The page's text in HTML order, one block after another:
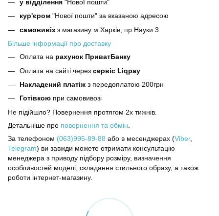
у відділення "Нової пошти"
кур'єром "Нової пошти" за вказаною адресою
самовивіз з магазину м.Харків, пр.Науки 3
Більше інформації про доставку
Оплата на рахунок ПриватБанку
Оплата на сайті через сервіс Liqpay
Накладений платіж з передоплатою 200грн
Готівкою при самовивозі
Не підійшло? Повернення протягом 2х тижнів.
Детальніше про повернення та обмін
За телефоном (063)995-89-88 або в месенджерах (Viber,
Telegram) ви завжди можете отримати консультацію
менеджера з приводу підбору розміру, визначення
особливостей моделі, складання стильного образу, а також
роботи інтернет-магазину.